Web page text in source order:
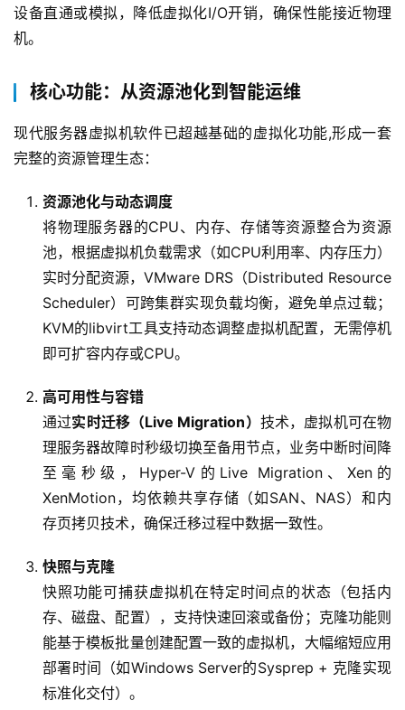
设备直通或模拟，降低虚拟化I/O开销，确保性能接近物理
机。
核心功能：从资源池化到智能运维
现代服务器虚拟机软件已超越基础的虚拟化功能,形成一套
完整的资源管理生态：
资源池化与动态调度
将物理服务器的CPU、内存、存储等资源整合为资源
池，根据虚拟机负载需求（如CPU利用率、内存压力）
实时分配资源，VMware DRS（Distributed Resource
Scheduler）可跨集群实现负载均衡，避免单点过载；
KVM的libvirt工具支持动态调整虚拟机配置，无需停机
即可扩容内存或CPU。
高可用性与容错
通过实时迁移（Live Migration） 技术，虚拟机可在物
理服务器故障时秒级切换至备用节点，业务中断时间降
至毫秒级，Hyper-V的Live Migration、Xen的
XenMotion，均依赖共享存储（如SAN、NAS）和内
存页拷贝技术，确保迁移过程中数据一致性。
快照与克隆
快照功能可捕获虚拟机在特定时间点的状态（包括内
存、磁盘、配置），支持快速回滚或备份；克隆功能则
能基于模板批量创建配置一致的虚拟机，大幅缩短应用
部署时间（如Windows Server的Sysprep + 克隆实现
标准化交付）。